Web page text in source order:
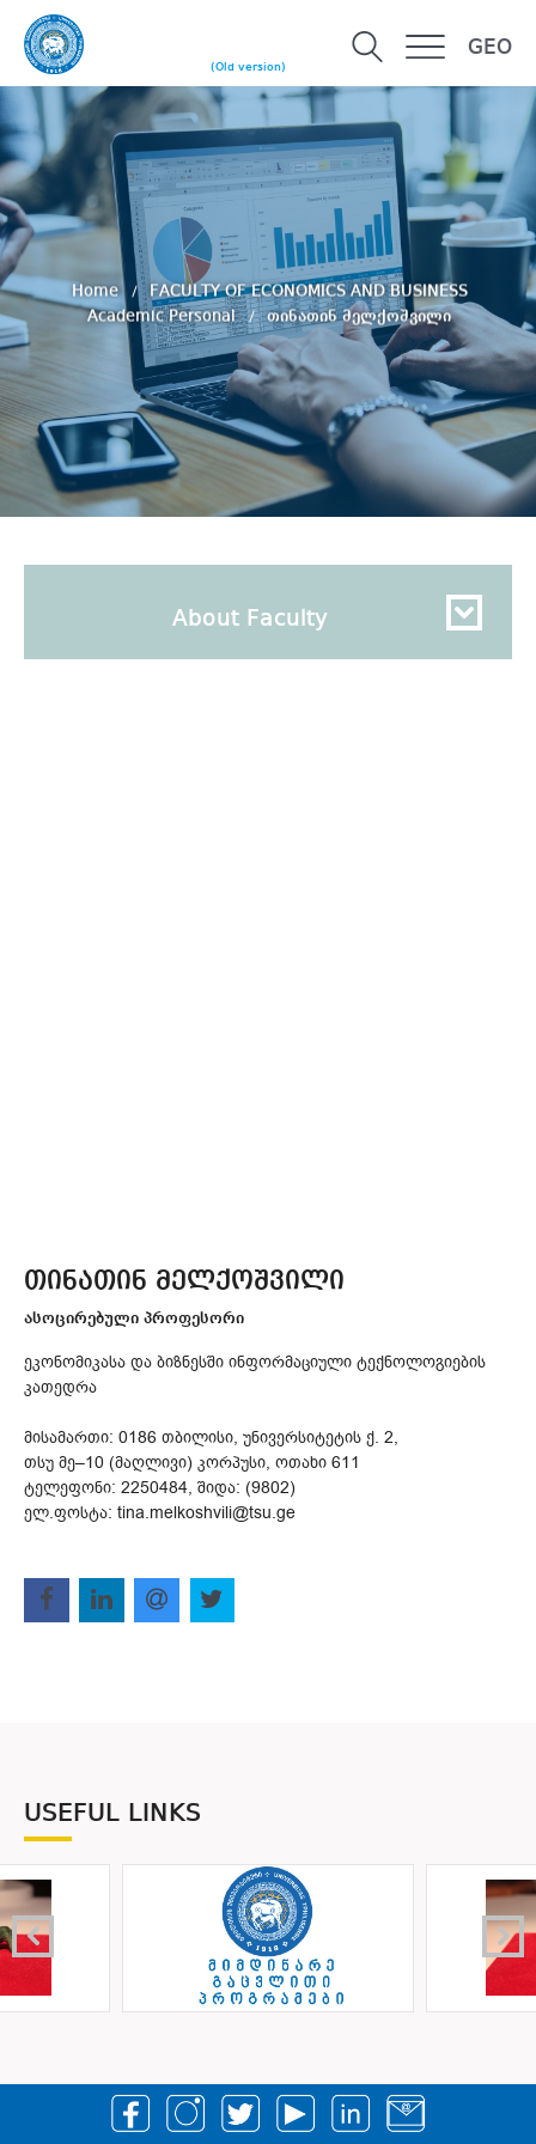
(Old version)
GEO
Home
FACULTY OF ECONOMICS AND BUSINESS
Academic Personal
თინათინ მელქოშვილი
About Faculty
თინათინ მელქოშვილი
ასოცირებული პროფესორი
ეკონომიკასა და ბიზნესში ინფორმაციული ტექნოლოგიების
კათედრა
მისამართი: 0186 თბილისი, უნივერსიტეტის ქ. 2,
თსუ მე–10 (მაღლივი) კორპუსი, ოთახი 611
ტელეფონი: 2250484, შიდა: (9802)
ელ.ფოსტა: tina.melkoshvili@tsu.ge
USEFUL LINKS